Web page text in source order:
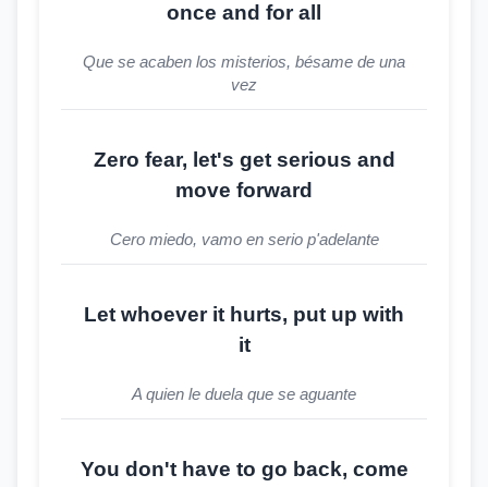
once and for all
Que se acaben los misterios, bésame de una
vez
Zero fear, let's get serious and
move forward
Cero miedo, vamo en serio p'adelante
Let whoever it hurts, put up with
it
A quien le duela que se aguante
You don't have to go back, come